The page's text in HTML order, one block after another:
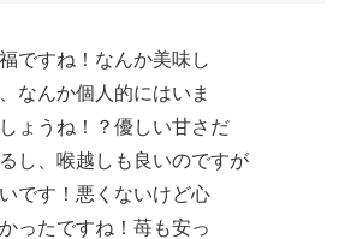
ですね！なんか美味し
なんか個人的にはいま
ょうね！？優しい甘さだ
し、喉越しも良いのですが
です！悪くないけど心
ったですね！苺も安っ